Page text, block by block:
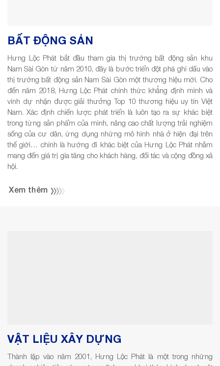
BẤT ĐỘNG SẢN
Hưng Lộc Phát bắt đầu tham gia thị trường bất động sản khu
Nam Sài Gòn từ năm 2010, đây là bước triển đột phá ghi dấu vào
thị trường bất động sản Nam Sài Gòn một thương hiệu mới. Cho
đến năm 2018, Hưng Lộc Phát chính thức khẳng định mình và
vinh dự nhận được giải thưởng Top 10 thương hiệu uy tín Việt
Nam. Xác định chiến lược phát triển là luôn tạo ra sự khác biệt
trong từng sản phẩm của mình, nâng cao chất lượng trải nghiệm
sống của cư dân, ứng dụng những mô hình nhà ở hiện đại trên
thế giới… chính là hướng đi khác biệt của Hưng Lộc Phát nhằm
mang đến giá trị gia tăng cho khách hàng, đối tác và cộng đồng xã
hội.
Xem thêm
VẬT LIỆU XÂY DỰNG
Thành lập vào năm 2001, Hưng Lộc Phát là một trong những